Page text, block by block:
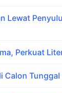
Lewat
Perkuat
Calon Tunggal